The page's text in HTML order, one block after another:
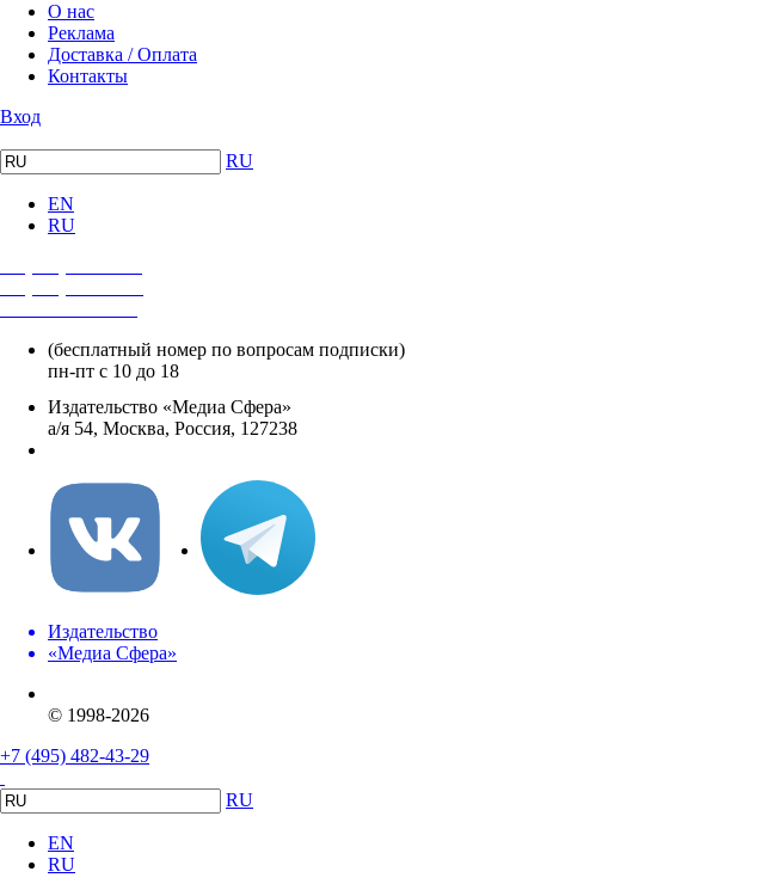
О нас
Реклама
Доставка / Оплата
Контакты
Вход
RU
EN
RU
(бесплатный номер по вопросам подписки)
пн-пт с 10 до 18
Издательство «Медиа Сфера»
а/я 54, Москва, Россия, 127238
Издательство
«Медиа Сфера»
© 1998-2026
+7 (495) 482-43-29
RU
EN
RU